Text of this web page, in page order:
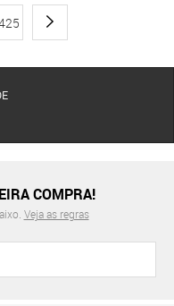
COMPRA!
Veja as regras